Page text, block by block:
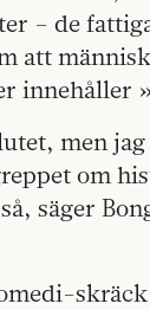
– de
att
innehåller
men
om
säger